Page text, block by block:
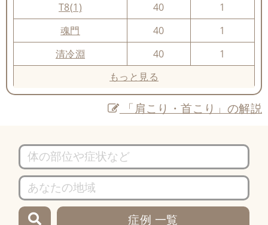
T8(1)
40
1
魂門
40
1
清冷淵
40
1
もっと見る
「肩こり・首こり」の解説
症例 一覧